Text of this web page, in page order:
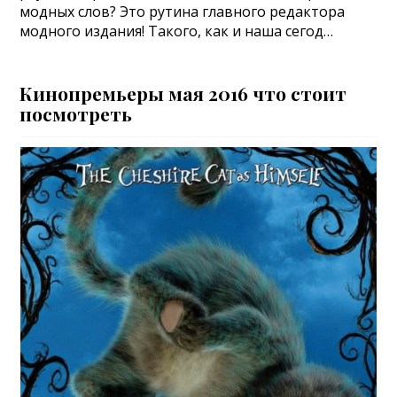
модных слов? Это рутина главного редактора
модного издания! Такого, как и наша сегод…
Кинопремьеры мая 2016 что стоит
посмотреть